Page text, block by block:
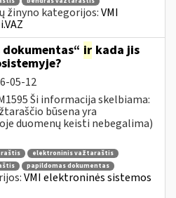
žinyno kategorijos:VMI
dokumentas“ ir kada jis
05-12
Ši informacija skelbiama:
būsena yra
duomenų keisti nebegalima)
elektroninis važtaraštis
papildomas dokumentas
VMI elektroninės sistemos